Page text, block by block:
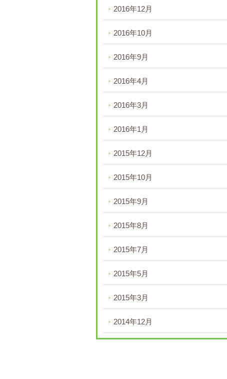
2016年12月
2016年10月
2016年9月
2016年4月
2016年3月
2016年1月
2015年12月
2015年10月
2015年9月
2015年8月
2015年7月
2015年5月
2015年3月
2014年12月